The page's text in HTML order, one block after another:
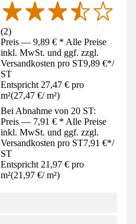
(2)
Preis — 9,89 € * Alle Preise
inkl. MwSt. und ggf. zzgl.
Versandkosten pro ST9,89 €*/
ST
Entspricht 27,47 € pro
m²(27,47 €/ m²)
Bei Abnahme von 20 ST:
Preis — 7,91 € * Alle Preise
inkl. MwSt. und ggf. zzgl.
Versandkosten pro ST7,91 €*/
ST
Entspricht 21,97 € pro
m²(21,97 €/ m²)